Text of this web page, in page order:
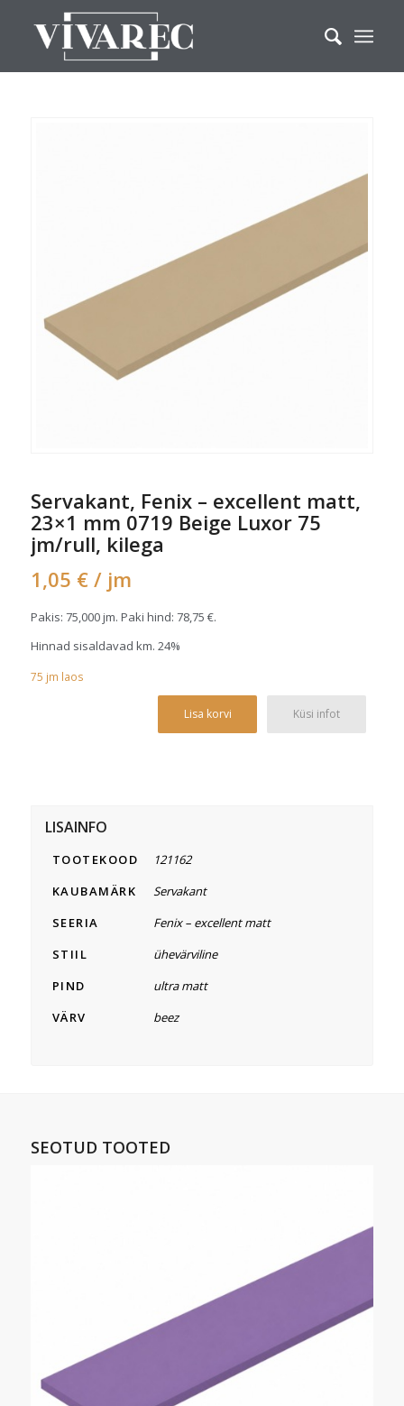
Servakant, Fenix – excellent matt,
23×1 mm 0719 Beige Luxor 75
jm/rull, kilega
1,05 € / jm
Pakis: 75,000 jm. Paki hind: 78,75 €.
Hinnad sisaldavad km. 24%
75 jm laos
Lisa korvi Küsi infot
LISAINFO
TOOTEKOOD
121162
KAUBAMÄRK
Servakant
SEERIA
Fenix – excellent matt
STIIL
ühevärviline
PIND
ultra matt
VÄRV
beez
SEOTUD TOOTED